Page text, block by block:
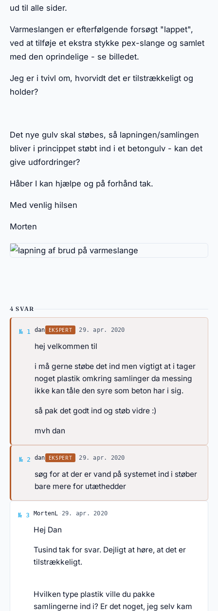
ud til alle sider.
Varmeslangen er efterfølgende forsøgt "lappet",
ved at tilføje et ekstra stykke pex-slange og samlet
med den oprindelige - se billedet.
Jeg er i tvivl om, hvorvidt det er tilstrækkeligt og
holder?
Det nye gulv skal støbes, så lapningen/samlingen
bliver i princippet støbt ind i et betongulv - kan det
give udfordringer?
Håber I kan hjælpe og på forhånd tak.
Med venlig hilsen
Morten
4 SVAR
№ 1 Svar af dan
dan EKSPERT 29. apr. 2020
hej velkommen til
i må gerne støbe det ind men vigtigt at i tager
noget plastik omkring samlinger da messing
ikke kan tåle den syre som beton har i sig.
så pak det godt ind og støb vidre :)
mvh dan
№ 2 Svar af dan
dan EKSPERT 29. apr. 2020
søg for at der er vand på systemet ind i støber
bare mere for utæthedder
№ 3 Svar af MortenL
MortenL · 29. apr. 2020
Hej Dan
Tusind tak for svar. Dejligt at høre, at det er
tilstrækkeligt.
Hvilken type plastik ville du pakke
samlingerne ind i? Er det noget, jeg selv kam